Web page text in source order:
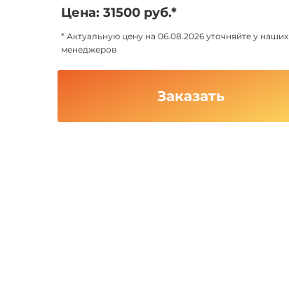
Цена: 31500 руб.*
* Актуальную цену на 06.08.2026 уточняйте у наших
менеджеров
Заказать